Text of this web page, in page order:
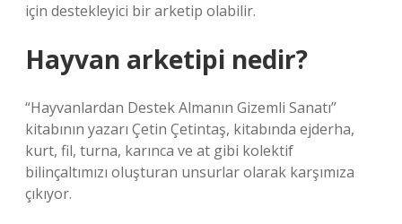
için destekleyici bir arketip olabilir.
Hayvan arketipi nedir?
“Hayvanlardan Destek Almanın Gizemli Sanatı”
kitabının yazarı Çetin Çetintaş, kitabında ejderha,
kurt, fil, turna, karınca ve at gibi kolektif
bilinçaltımızı oluşturan unsurlar olarak karşımıza
çıkıyor.